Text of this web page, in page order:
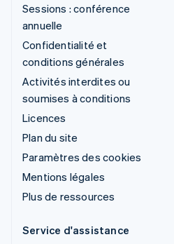
Sessions : conférence
annuelle
Confidentialité et
conditions générales
Activités interdites ou
soumises à conditions
Licences
Plan du site
Paramètres des cookies
Mentions légales
Plus de ressources
Service d'assistance